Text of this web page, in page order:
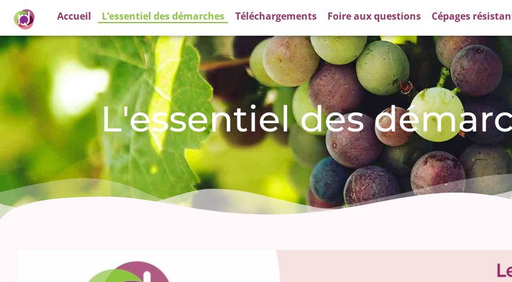
Accueil L’essentiel des démarches Téléchargements Foire aux questions Cépages
L'essentiel des